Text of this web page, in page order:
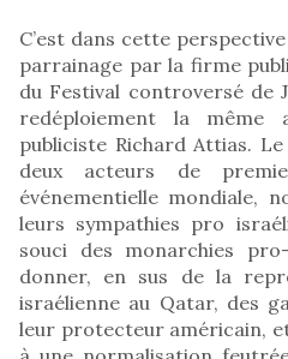
C’est dans cette
parrainage par la firme
du Festival controversé de
redéploiement la même
publiciste Richard Attias.
deux acteurs de
événementielle mondiale,
leurs sympathies pro
souci des monarchies
donner, en sus de la
israélienne au Qatar, des
leur protecteur américain,